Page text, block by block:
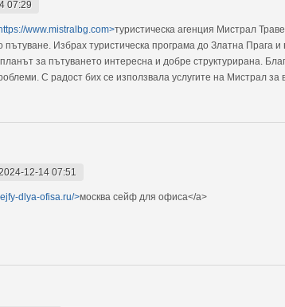
07:29
www.mistralbg.com>туристическа агенция Мистрал
Избрах туристическа програма до Златна Прага
за пътуването интересна и добре структурирана.
С радост бих се използвала услугите на Мистрал
12-14 07:51
dlya-ofisa.ru/>москва сейф для офиса</a>